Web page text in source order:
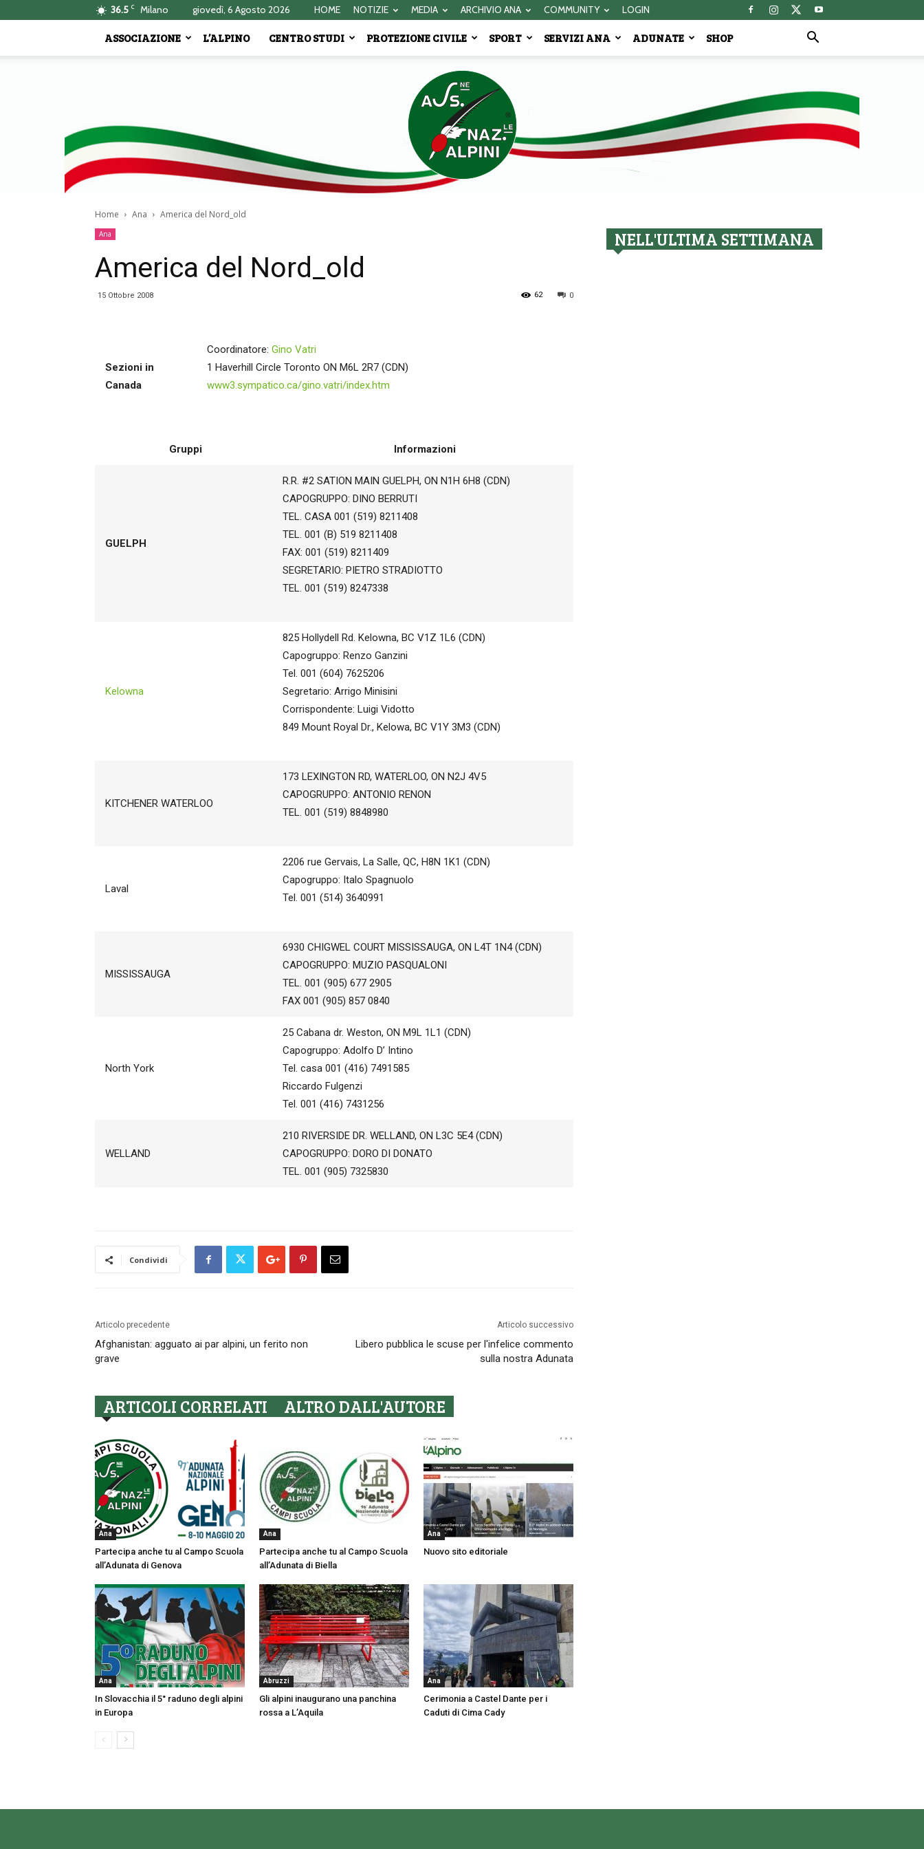
36.5 C Milano giovedì, 6 Agosto 2026 HOME NOTIZIE MEDIA ARCHIVIO ANA COMMUNITY LOGIN
ASSOCIAZIONE L’ALPINO CENTRO STUDI PROTEZIONE CIVILE SPORT SERVIZI ANA ADUNATE SHOP
Home Ana America del Nord_old
Ana
America del Nord_old
15 Ottobre 2008 0
62
Sezioni in
Canada
Coordinatore: Gino Vatri
1 Haverhill Circle Toronto ON M6L 2R7 (CDN)
www3.sympatico.ca/gino.vatri/index.htm
Gruppi Informazioni
GUELPH
R.R. #2 SATION MAIN GUELPH, ON N1H 6H8 (CDN)
CAPOGRUPPO: DINO BERRUTI
TEL. CASA 001 (519) 8211408
TEL. 001 (B) 519 8211408
FAX: 001 (519) 8211409
SEGRETARIO: PIETRO STRADIOTTO
TEL. 001 (519) 8247338
Kelowna
825 Hollydell Rd. Kelowna, BC V1Z 1L6 (CDN)
Capogruppo: Renzo Ganzini
Tel. 001 (604) 7625206
Segretario: Arrigo Minisini
Corrispondente: Luigi Vidotto
849 Mount Royal Dr., Kelowa, BC V1Y 3M3 (CDN)
KITCHENER WATERLOO
173 LEXINGTON RD, WATERLOO, ON N2J 4V5
CAPOGRUPPO: ANTONIO RENON
TEL. 001 (519) 8848980
Laval
2206 rue Gervais, La Salle, QC, H8N 1K1 (CDN)
Capogruppo: Italo Spagnuolo
Tel. 001 (514) 3640991
MISSISSAUGA
6930 CHIGWEL COURT MISSISSAUGA, ON L4T 1N4 (CDN)
CAPOGRUPPO: MUZIO PASQUALONI
TEL. 001 (905) 677 2905
FAX 001 (905) 857 0840
North York
25 Cabana dr. Weston, ON M9L 1L1 (CDN)
Capogruppo: Adolfo D’ Intino
Tel. casa 001 (416) 7491585
Riccardo Fulgenzi
Tel. 001 (416) 7431256
WELLAND
210 RIVERSIDE DR. WELLAND, ON L3C 5E4 (CDN)
CAPOGRUPPO: DORO DI DONATO
TEL. 001 (905) 7325830
Condividi
Articolo precedente
Afghanistan: agguato ai par alpini, un ferito non
grave
Articolo successivo
Libero pubblica le scuse per l'infelice commento
sulla nostra Adunata
ARTICOLI CORRELATI ALTRO DALL'AUTORE
Ana
Partecipa anche tu al Campo Scuola
all’Adunata di Genova
Ana
Partecipa anche tu al Campo Scuola
all’Adunata di Biella
Ana
Nuovo sito editoriale
Ana
In Slovacchia il 5° raduno degli alpini
in Europa
Abruzzi
Gli alpini inaugurano una panchina
rossa a L’Aquila
Ana
Cerimonia a Castel Dante per i
Caduti di Cima Cady
NELL'ULTIMA SETTIMANA